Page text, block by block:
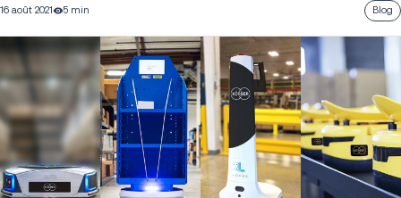
16 août 2021 5 min Blog